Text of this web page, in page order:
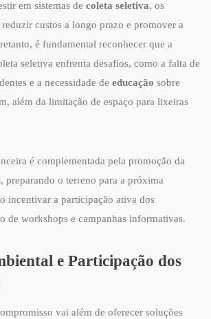
em sistemas de coleta seletiva, os
custos a longo prazo e promover a
é fundamental reconhecer que a
seletiva enfrenta desafios, como a falta de
e a necessidade de educação sobre
além da limitação de espaço para lixeiras
é complementada pela promoção da
, preparando o terreno para a próxima
incentivar a participação ativa dos
de workshops e campanhas informativas.
e Participação dos
vai além de oferecer soluções